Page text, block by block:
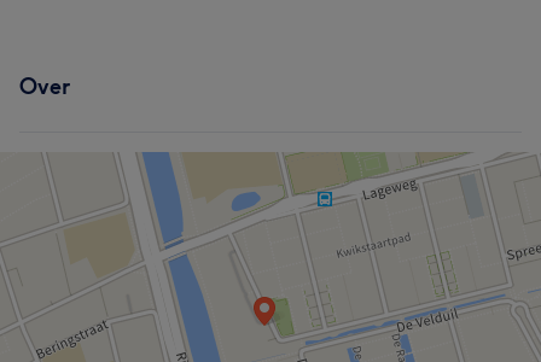
Over